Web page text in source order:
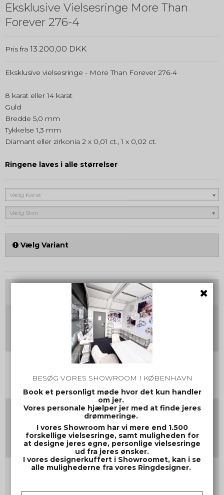
Eksklusive Vielsesringe More Than
Forever 276-4
Pris fra 13.200,00 DKK
Eksklusive vielsesringe - More Than Forever 276-4
8 karat eller 14 karat
Guld
Bredde 5,0 mm
Tykkelse 1,3 mm
Diamant eller zirkonia 2 x 0,01 ct., 1 x 0,02 ct.
Ringene laves i alle størrelser
Vælg Karat
Vælg Sten
Vælg Variant
Gravering damering
(Max 30 tegn inkl mellemrum og evt. symbol)
Gravering herrering
BESØG VORES SHOWROOM I KØBENHAVN
Book et personligt møde hvor det kun handler
om jer.
Vores personale hjælper jer med at finde jeres
drømmeringe.
I vores Showroom har vi mere end 1.500
forskellige vielsesringe, samt muligheden for
at designe jeres egne, personlige vielsesringe
ud fra jeres ønsker.
I vores designerkuffert i Showroomet, kan i se
alle mulighederne fra vores Ringdesigner.